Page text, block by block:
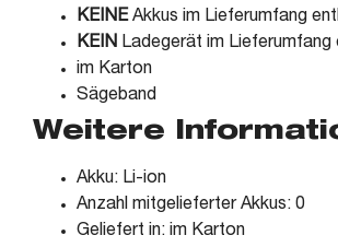
KEINEAkkus im Lieferumfang
KEIN Ladegerät im Lieferumfang
im Karton
Sägeband
Weitere
Akku: Li-ion
Anzahl mitgelieferter Akkus: 0
Geliefert in: im Karton